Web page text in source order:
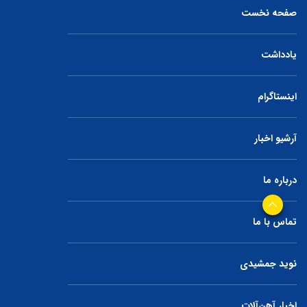
صفحه نخست
یادداشت
اینستاگرام
آرشیو اخبار
درباره ما
تماس با ما
نوید جمشیدی